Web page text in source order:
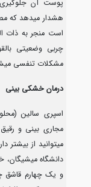
پوست آن جلوگیری
هشدار میدهد که
چربی وضعیتی
مشکلات تنفسی
درمان خشکی بینی
اسپری سالین
مجاری بینی و
میتوانید از
دانشگاه
و یک چهارم قاشق